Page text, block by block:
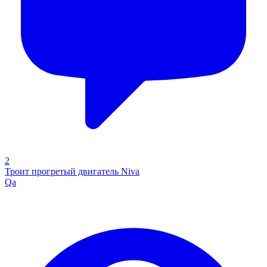
2
Троит прогретый двигатель Niva
Qa